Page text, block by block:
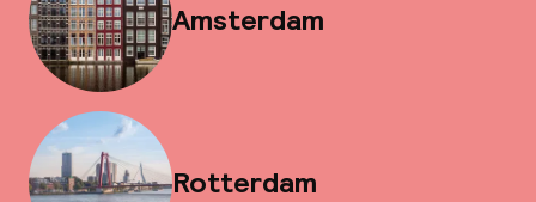
Amsterdam
Rotterdam